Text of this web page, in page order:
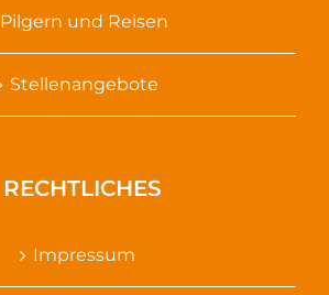
Pilgern und Reisen
Stellenangebote
RECHTLICHES
Impressum